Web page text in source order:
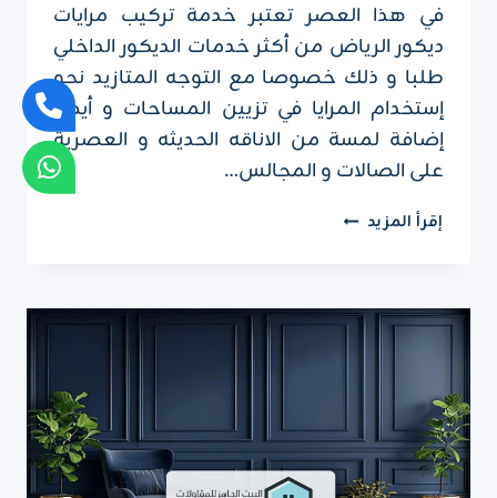
في هذا العصر تعتبر خدمة تركيب مرايات
ديكور الرياض من أكثر خدمات الديكور الداخلي
طلبا و ذلك خصوصا مع التوجه المتازيد نحو
إستخدام المرايا في تزيين المساحات و أيضا
إضافة لمسة من الاناقه الحديثه و العصرية
على الصالات و المجالس…
إقرأ المزيد تركيب
ت:
0551751695
مودرن
الرياض